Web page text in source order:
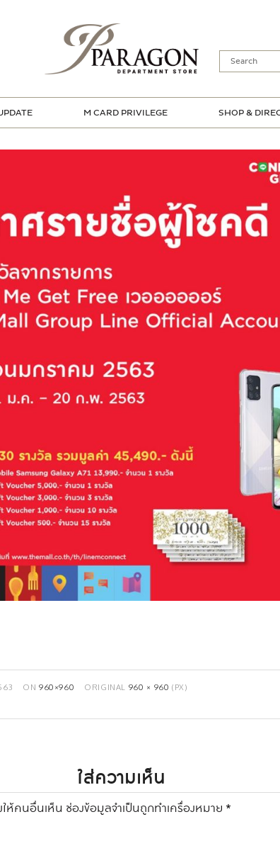
M CARD PRIVILEGE SHOP &
ON 960×960 ORIGINAL 960 × 960 (PX)
ใส่ความเห็น
ให้คนอื่นเห็น ช่องข้อมูลจำเป็นถูกทำเครื่องหมาย *